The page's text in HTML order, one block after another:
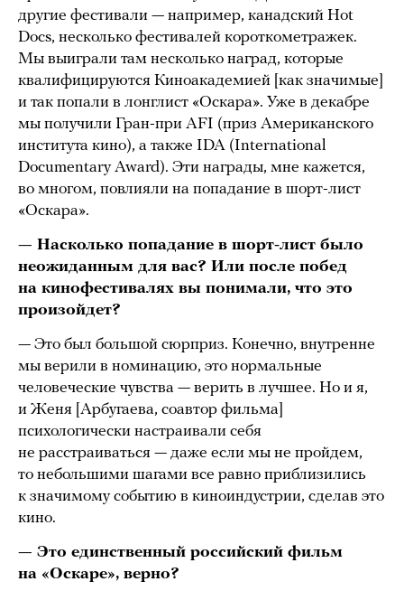
другие фестивали — например, канадский Hot
Docs, несколько фестивалей короткометражек.
Мы выиграли там несколько наград, которые
квалифицируются Киноакадемией [как значимые]
и так попали в лонглист «Оскара». Уже в декабре
мы получили Гран-при AFI (приз Американского
института кино), а также IDA (International
Documentary Award). Эти награды, мне кажется,
во многом, повлияли на попадание в шорт-лист
«Оскара».
— Насколько попадание в шорт-лист было
неожиданным для вас? Или после побед
на кинофестивалях вы понимали, что это
произойдет?
— Это был большой сюрприз. Конечно, внутренне
мы верили в номинацию, это нормальные
человеческие чувства — верить в лучшее. Но и я,
и Женя [Арбугаева, соавтор фильма]
психологически настраивали себя
не расстраиваться — даже если мы не пройдем,
то небольшими шагами все равно приблизились
к значимому событию в киноиндустрии, сделав это
кино.
— Это единственный российский фильм
на «Оскаре», верно?